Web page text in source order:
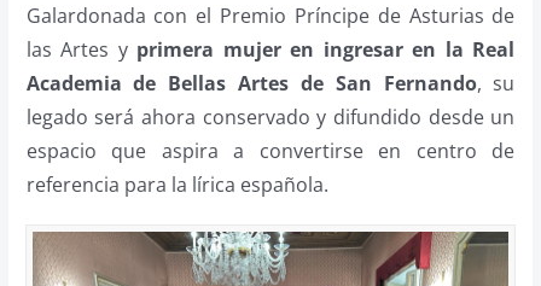
Galardonada con el Premio Príncipe de Asturias de
las Artes y primera mujer en ingresar en la Real
Academia de Bellas Artes de San Fernando, su
legado será ahora conservado y difundido desde un
espacio que aspira a convertirse en centro de
referencia para la lírica española.